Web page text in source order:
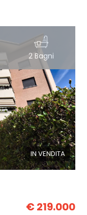
2 Bagni
IN VENDITA
€ 219.000